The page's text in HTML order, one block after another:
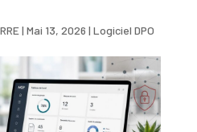
| Mai 13, 2026 | Logiciel DPO